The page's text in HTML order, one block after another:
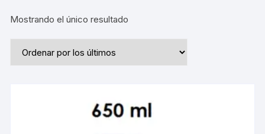
Mostrando el único resultado